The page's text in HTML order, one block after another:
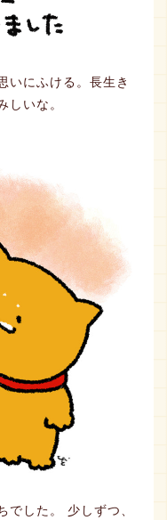
いにふける。長生き
しいな。
でした。 少しずつ、